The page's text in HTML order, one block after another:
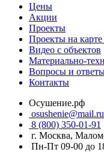
Цены
Акции
Проекты
Проекты на
Видео с объектов
Материально-
Вопросы и
Контакты
Осушение.рф
osushenie@mail.ru
8 (800) 350-01-91
г. Москва,
Пн-Пт 09-00 до